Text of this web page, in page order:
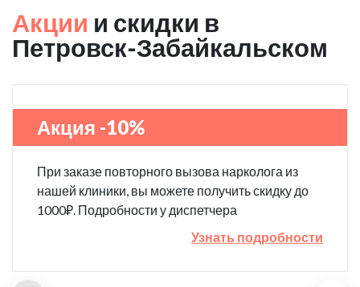
Акции и скидки в
Петровск-Забайкальском
Акция -10%
При заказе повторного вызова нарколога из
нашей клиники, вы можете получить скидку до
1000₽. Подробности у диспетчера
Узнать подробности